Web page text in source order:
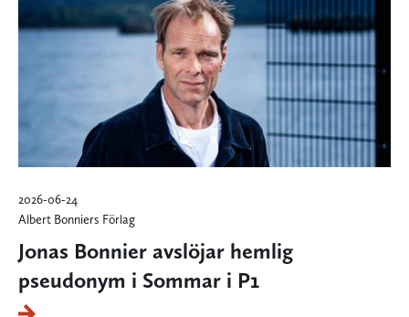
2026-06-24
Albert Bonniers Förlag
Jonas Bonnier avslöjar hemlig
pseudonym i Sommar i P1